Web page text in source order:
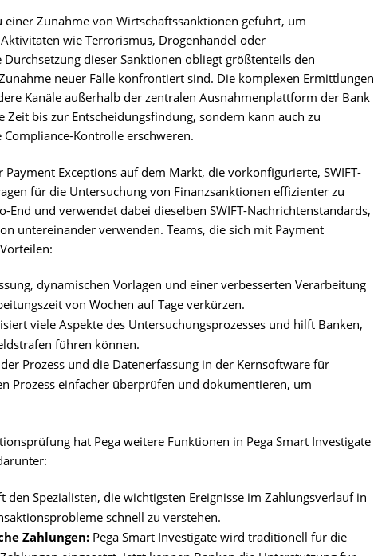
einer Zunahme von Wirtschaftssanktionen geführt, um
wie Terrorismus, Drogenhandel oder
dieser Sanktionen obliegt größtenteils den
neuer Fälle konfrontiert sind. Die komplexen Ermittlungen
Kanäle außerhalb der zentralen Ausnahmenplattform der Bank
bis zur Entscheidungsfindung, sondern kann auch zu
Kontrolle erschweren.
Exceptions auf dem Markt, die vorkonfigurierte, SWIFT-
für die Untersuchung von Finanzsanktionen effizienter zu
End und verwendet dabei dieselben SWIFT-Nachrichtenstandards,
untereinander verwenden. Teams, die sich mit Payment
dynamischen Vorlagen und einer verbesserten Verarbeitung
von Wochen auf Tage verkürzen.
viele Aspekte des Untersuchungsprozesses und hilft Banken,
führen können.
Prozess und die Datenerfassung in der Kernsoftware für
Prozess einfacher überprüfen und dokumentieren, um
hat Pega weitere Funktionen in Pega Smart Investigate
Spezialisten, die wichtigsten Ereignisse im Zahlungsverlauf in
schnell zu verstehen.
Zahlungen:Pega Smart Investigate wird traditionell für die